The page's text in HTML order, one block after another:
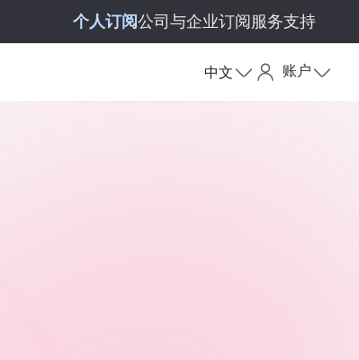
个人订阅公司与企业订阅服务支持
中文 账户